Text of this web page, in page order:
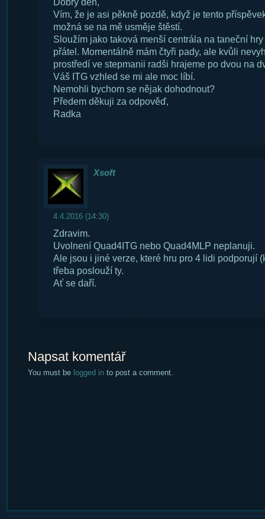
Dobrý den,
Vím, že je asi pěkně pozdě, když je tento
možná se na mě usměje štěstí.
Sloužím jako taková menší centrála na taneční
přátel. Momentálně mám čtyři pady, ale kvůli
prostředí ve stepmanii radši hrajeme po dvou na
Váš ITG vzhled se mi ale moc líbí.
Nemohli bychom se nějak dohodnout?
Předem děkuji za odpověď,
Radka
Xsoft
4.4.2016 (14:30)
Zdravim.
Uvolnení Quad4ITG nebo Quad4MLP neplanuji.
Ale jsou i jiné verze, které hru pro 4 lidi podporují
třeba poslouží ty.
Ať se daří.
Napsat komentář
You must be logged into post a comment.